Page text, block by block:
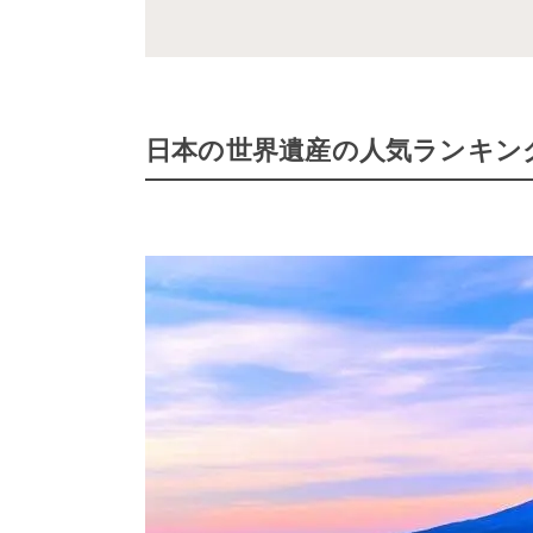
日本の世界遺産の人気ランキン